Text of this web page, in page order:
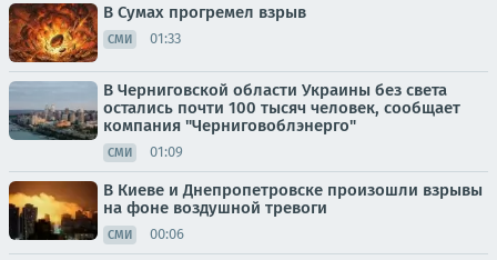
В Сумах прогремел взрыв
СМИ 01:33
В Черниговской области Украины без света
остались почти 100 тысяч человек, сообщает
компания "Черниговоблэнерго"
СМИ 01:09
В Киеве и Днепропетровске произошли взрывы
на фоне воздушной тревоги
СМИ 00:06